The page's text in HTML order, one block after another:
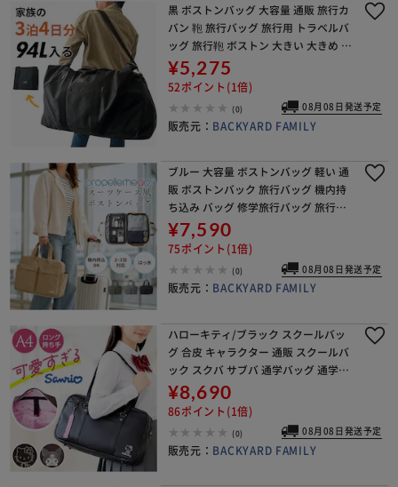
黒 ボストンバッグ 大容量 通販 旅行カ
バン 鞄 旅行バッグ 旅行用 トラベルバ
ッグ 旅行鞄 ボストン 大きい 大きめ 大
型 修学旅行 バッグ 4泊 3泊 ゴルフ ス
ポーツ アウトドア レジャー 旅行
¥5,275
52ポイント(1倍)
(0) 08月08日発送予定
販売元： BACKYARD FAMILY
ブルー 大容量 ボストンバッグ 軽い 通
販 ボストンバック 旅行バッグ 機内持
ち込み バッグ 修学旅行バッグ 旅行カ
バン 1泊2日 キャリーオンバッグ 旅行
かばん 2泊3日 軽量 斜めがけ 肩掛け
¥7,590
75ポイント(1倍)
(0) 08月08日発送予定
販売元： BACKYARD FAMILY
ハローキティ/ブラック スクールバッ
グ 合皮 キャラクター 通販 スクールバ
ック スクバ サブバ 通学バッグ 通学か
ばん 通学カバン 通塾 大きめ 大容量 A
4 B4 女子 男子 高校生 中学生 女子
¥8,690
86ポイント(1倍)
(0) 08月08日発送予定
販売元： BACKYARD FAMILY